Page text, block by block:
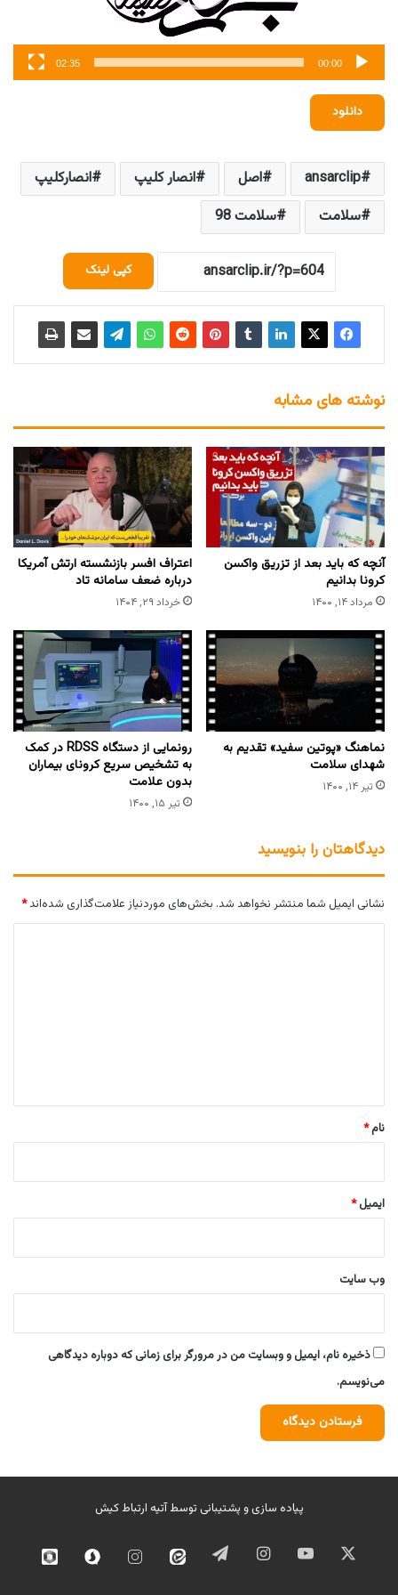
00:00
02:35
دانلود
ansarclip اصل انصار کلیپ
انصارکلیپ
سلامت
سلامت 98
کپی لینک
نوشته های مشابه
آنچه که باید بعد از تزریق واکسن
کرونا بدانیم
مرداد ۱۴, ۱۴۰۰
اعتراف افسر بازنشسته ارتش آمریکا
درباره ضعف سامانه تاد
خرداد ۲۹, ۱۴۰۴
نماهنگ «پوتین سفید» تقدیم به
شهدای سلامت
تیر ۱۴, ۱۴۰۰
رونمایی از دستگاه RDSS در کمک
به تشخیص سریع کرونای بیماران
بدون علامت
تیر ۱۵, ۱۴۰۰
دیدگاهتان را بنویسید
نشانی ایمیل شما منتشر نخواهد شد. بخش‌های موردنیاز علامت‌گذاری شده‌اند*
نام*
ایمیل*
وب‌ سایت
ذخیره نام، ایمیل و وبسایت من در مرورگر برای زمانی که دوباره دیدگاهی
می‌نویسم.
پیاده سازی و پشتیبانی توسطآتیه ارتباط کیش
ایکس یوتیوب اینستاگرامتلگرام ایتا
اینستاگرامسروش